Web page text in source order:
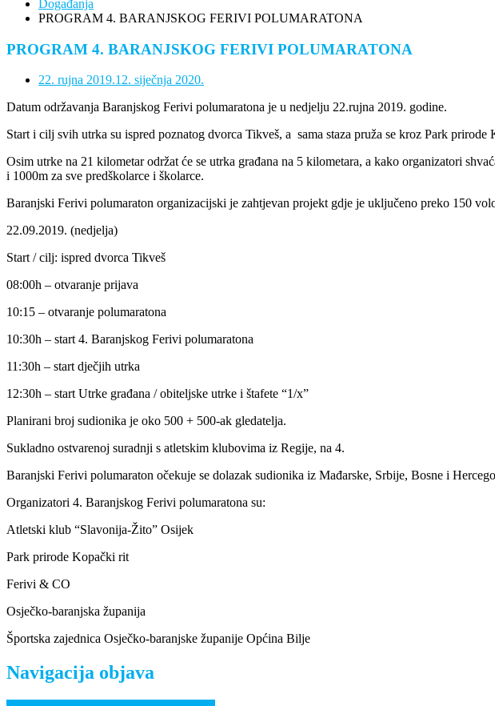
Događanja
PROGRAM 4. BARANJSKOG FERIVI POLUMARATONA
PROGRAM 4. BARANJSKOG FERIVI POLUMARATONA
22. rujna 2019.12. siječnja 2020.
Datum održavanja Baranjskog Ferivi polumaratona je u nedjelju 22.rujna 2019. godine.
Start i cilj svih utrka su ispred poznatog dvorca Tikveš, a sama staza pruža se kroz Park prirode
Osim utrke na 21 kilometar održat će se utrka građana na 5 kilometara, a kako organizatori
i 1000m za sve predškolarce i školarce.
Baranjski Ferivi polumaraton organizacijski je zahtjevan projekt gdje je uključeno preko 150
22.09.2019. (nedjelja)
Start / cilj: ispred dvorca Tikveš
08:00h – otvaranje prijava
10:15 – otvaranje polumaratona
10:30h – start 4. Baranjskog Ferivi polumaratona
11:30h – start dječjih utrka
12:30h – start Utrke građana / obiteljske utrke i štafete “1/x”
Planirani broj sudionika je oko 500 + 500-ak gledatelja.
Sukladno ostvarenoj suradnji s atletskim klubovima iz Regije, na 4.
Baranjski Ferivi polumaraton očekuje se dolazak sudionika iz Mađarske, Srbije, Bosne i
Organizatori 4. Baranjskog Ferivi polumaratona su:
Atletski klub “Slavonija-Žito” Osijek
Park prirode Kopački rit
Ferivi & CO
Osječko-baranjska županija
Športska zajednica Osječko-baranjske županije Općina Bilje
Navigacija objava